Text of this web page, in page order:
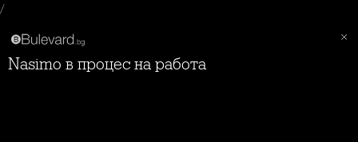
/
Nasimo в процес на работа